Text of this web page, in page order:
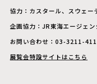
協力：カスタール、スウェー
企画協力：JR東海エージェ
お問い合わせ：03-3211-
展覧会特設サイトはこちら